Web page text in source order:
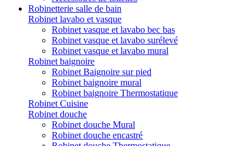
Robinetterie salle de bain
Robinet lavabo et vasque
Robinet vasque et lavabo bec bas
Robinet vasque et lavabo surélevé
Robinet vasque et lavabo mural
Robinet baignoire
Robinet Baignoire sur pied
Robinet baignoire mural
Robinet baignoire Thermostatique
Robinet Cuisine
Robinet douche
Robinet douche Mural
Robinet douche encastré